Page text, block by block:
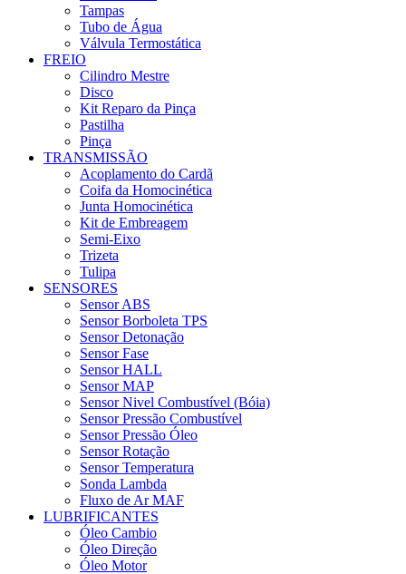
Tampas
Tubo de Água
Válvula Termostática
FREIO
Cilindro Mestre
Disco
Kit Reparo da Pinça
Pastilha
Pinça
TRANSMISSÃO
Acoplamento do Cardã
Coifa da Homocinética
Junta Homocinética
Kit de Embreagem
Semi-Eixo
Trizeta
Tulipa
SENSORES
Sensor ABS
Sensor Borboleta TPS
Sensor Detonação
Sensor Fase
Sensor HALL
Sensor MAP
Sensor Nivel Combustível (Bóia)
Sensor Pressão Combustível
Sensor Pressão Óleo
Sensor Rotação
Sensor Temperatura
Sonda Lambda
Fluxo de Ar MAF
LUBRIFICANTES
Óleo Cambio
Óleo Direção
Óleo Motor